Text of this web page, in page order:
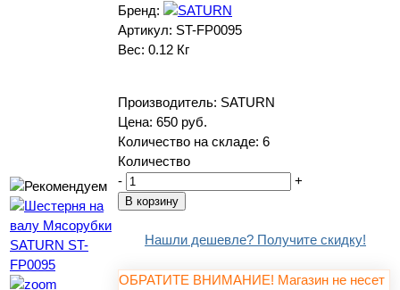
Бренд:
Артикул: ST-FP0095
Вес: 0.12 Кг
Производитель: SATURN
Цена: 650 руб.
Количество на складе: 6
Количество
-
+
Нашли дешевле? Получите скидку!
ОБРАТИТЕ ВНИМАНИЕ! Магазин не несет